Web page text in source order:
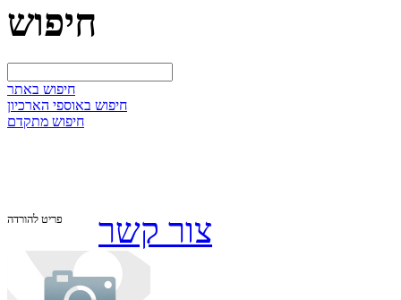
חיפוש
חיפוש באתר
חיפוש באוספי הארכיון
חיפוש מתקדם
פריט להורדה צור קשר